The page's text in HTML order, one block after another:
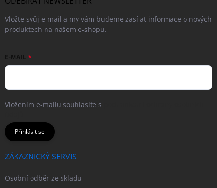
Vložte svůj e-mail a my vám budeme zasílat informace o nových
produktech na našem e-shopu.
E-MAIL
Vložením e-mailu souhlasíte s
Přihlásit se
ZÁKAZNICKÝ SERVIS
Osobní odběr ze skladu